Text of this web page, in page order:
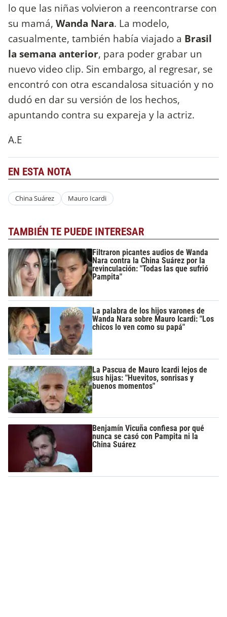
lo que las niñas volvieron a reencontrarse con
su mamá, Wanda Nara. La modelo,
casualmente, también había viajado a Brasil
la semana anterior, para poder grabar un
nuevo video clip. Sin embargo, al regresar, se
encontró con otra escandalosa situación y no
dudó en dar su versión de los hechos,
apuntando contra su expareja y la actriz.
A.E
EN ESTA NOTA
China Suárez Mauro Icardi
TAMBIÉN TE PUEDE INTERESAR
Filtraron picantes audios de Wanda
Nara contra la China Suárez por la
revinculación: "Todas las que sufrió
Pampita"
La palabra de los hijos varones de
Wanda Nara sobre Mauro Icardi: "Los
chicos lo ven como su papá"
La Pascua de Mauro Icardi lejos de
sus hijas: "Huevitos, sonrisas y
buenos momentos"
Benjamín Vicuña confiesa por qué
nunca se casó con Pampita ni la
China Suárez